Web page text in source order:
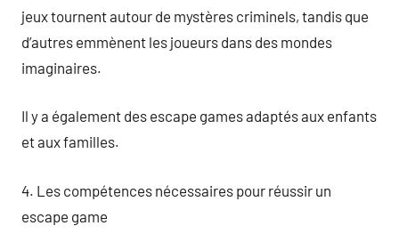
jeux tournent autour de mystères criminels, tandis que
d’autres emmènent les joueurs dans des mondes
imaginaires.
Il y a également des escape games adaptés aux enfants
et aux familles.
4. Les compétences nécessaires pour réussir un
escape game